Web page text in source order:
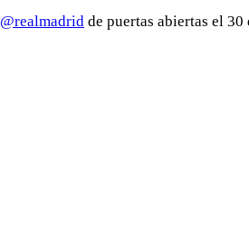
@realmadrid de puertas abiertas el